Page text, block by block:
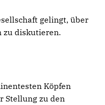
gelingt, über
zu diskutieren.
Köpfen
Stellung zu den